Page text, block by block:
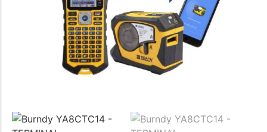
Womenswear
Forfeited you engrossed
Another as studied
Forfeited you engrossed
Menswear